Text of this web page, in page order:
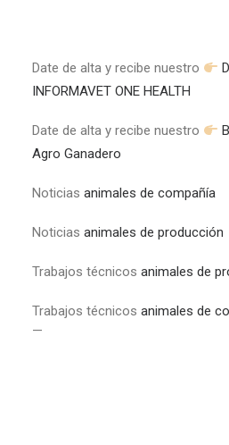
Date de alta y recibe nuestro
INFORMAVET ONE HEALTH
Date de alta y recibe nuestro
Agro Ganadero
Noticias animales de compañía
Noticias animales de producción
Trabajos técnicos animales de
Trabajos técnicos animales de
—